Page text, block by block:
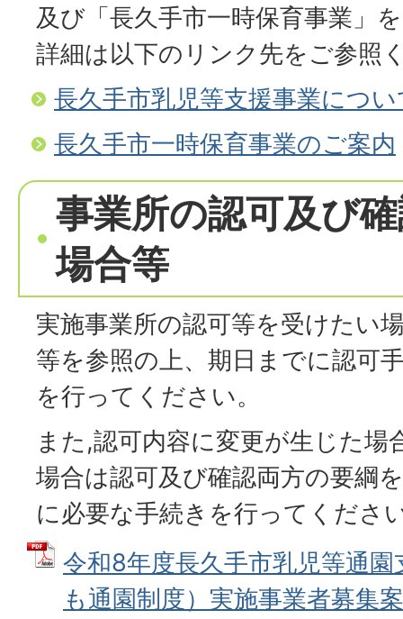
及び「長久手市一時保育事業」
詳細は以下のリンク先をご参照
長久手市乳児等支援事業につ
長久手市一時保育事業のご案内
事業所の認可及び
場合等
実施事業所の認可等を受けたい
等を参照の上、期日までに認可
を行ってください。
また,認可内容に変更が生じた場
場合は認可及び確認両方の要綱
に必要な手続きを行ってくださ
令和8年度長久手市乳児等通
も通園制度）実施事業者募集